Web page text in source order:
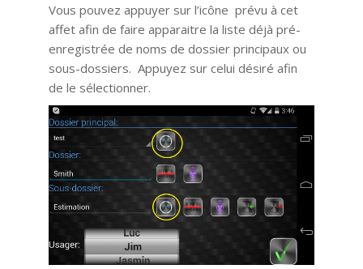
Vous pouvez appuyer sur l’icône prévu à cet
affet afin de faire apparaitre la liste déjà pré-
enregistrée de noms de dossier principaux ou
sous-dossiers. Appuyez sur celui désiré afin
de le sélectionner.